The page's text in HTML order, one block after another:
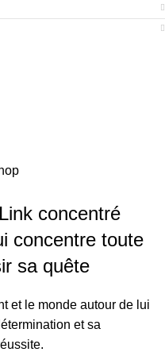
concentré
concentre toute
sa quête
et le monde autour de lui
et sa